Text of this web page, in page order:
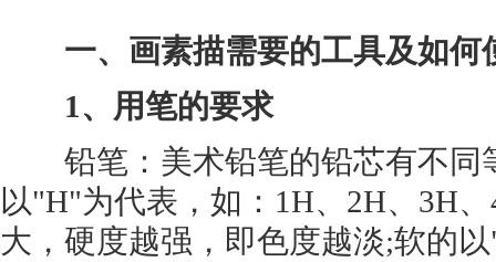
一、画素描需要的工具及如何
1、用笔的要求
铅笔：美术铅笔的铅芯有不同
以"H"为代表，如：1H、2H、3H
大，硬度越强，即色度越淡;软的